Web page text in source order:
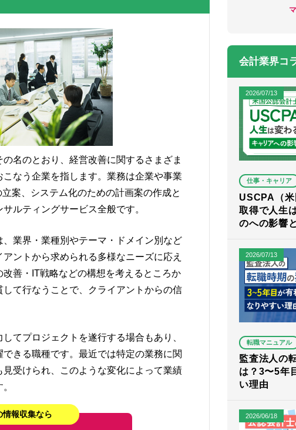
名のとおり、経営改善に関するさまざま
なう企業を指します。業務は企業や事業
案、システム化のための計画案の作成と
ルティングサービス全般です。
業界・業種別やテーマ・ドメイン別など
ントから求められる多様なニーズに応え
善・IT戦略などの構想を考えるところか
て行なうことで、クライアントからの信
てプロジェクトを遂行する場合もあり、
きる職種です。最近では特定の業務に関
受けられ、このような変化によって業績
情報収集なら
会計業界コ
2026/07/13
仕事・キャリア
USCPA（
取得で人生
のへの影響
2026/07/13
転職マニュアル
監査法人の
は？3〜5年
い理由
2026/06/18